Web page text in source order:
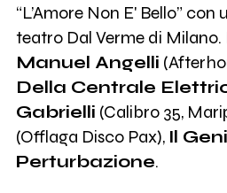
“L’Amore Non E' Bello”
teatro Dal Verme di Milano.
Manuel Angelli
Della Centrale
Gabrielli (Calibro 35,
(Offlaga Disco Pax), Il
Perturbazione.